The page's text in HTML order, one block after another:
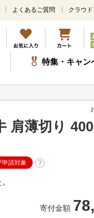
メ
ン
コ
ン
テ
ツ
ッ
よくあるご質問 クラウ
特集・キャン
肩薄切り
申請対象
寄付金額